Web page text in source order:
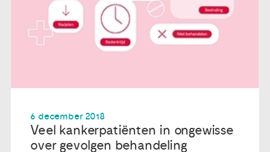
6 december 2018
Veel kankerpatiënten in ongewisse
over gevolgen behandeling